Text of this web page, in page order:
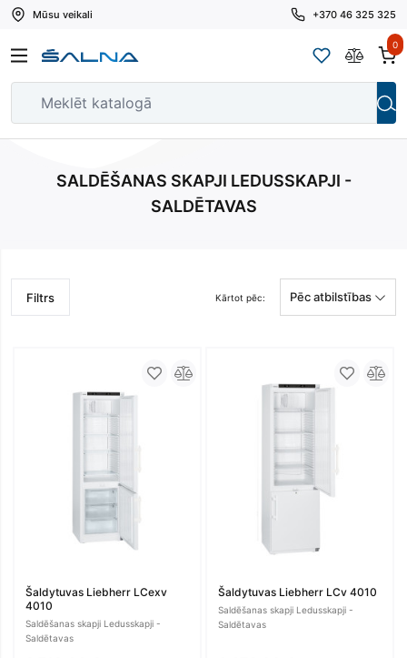
Mūsu veikali +370 46 325 325
0
SALDĒŠANAS SKAPJI LEDUSSKAPJI -
SALDĒTAVAS
Filtrs Kārtot pēc: Pēc atbilstības
Šaldytuvas Liebherr LCexv
4010
Saldēšanas skapji Ledusskapji -
Saldētavas
Šaldytuvas Liebherr LCv 4010
Saldēšanas skapji Ledusskapji -
Saldētavas